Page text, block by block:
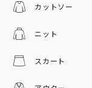
カットソー
ニット
スカート